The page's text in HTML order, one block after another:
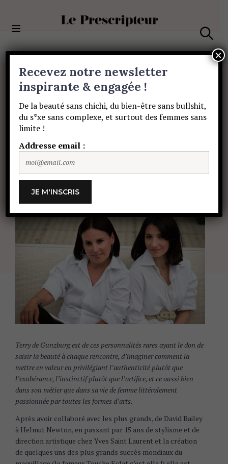
Le Prescripteur
e
a
BEAUTÉ
MAMANCOOL–
Labeautédemère
enfillesbyTerry
deGunzburg
Terry de Gunzburg est de ces personnalités rares ayant le don de
saisir la beauté à chaque rencontre, d’imaginer comment la
mettre en valeur en privilégiant l’authenticité plutôt que
l’exubérance, l’instinctif plutôt que l’artifice, et ce aussi bien
dans son métier que dans sa vie de femme littéralement
passionnée par toutes les formes d’arts.
Après avoir collaboré avec les plus grands, de David Bailey
à Helmut Newton, en passant par 15 ans de stylisme et de
direction artistique chez Yves Saint Laurent et la création
de quelques uns des plus grands succès mondiaux du
Recevez notre newsletter
inspirante & engagée !
De la beauté sans chichi, du bien-être sans bullshit,
du s*xe sans complexe, et surtout des femmes sans
limite !
Addresse email :
×